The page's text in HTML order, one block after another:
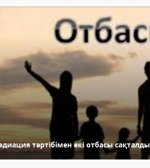
тәртібімен екі отбасы сақталды